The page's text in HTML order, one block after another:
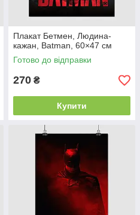
Плакат Бетмен, Людина-
кажан, Batman, 60×47 см
Готово до відправки
270 ₴
Купити